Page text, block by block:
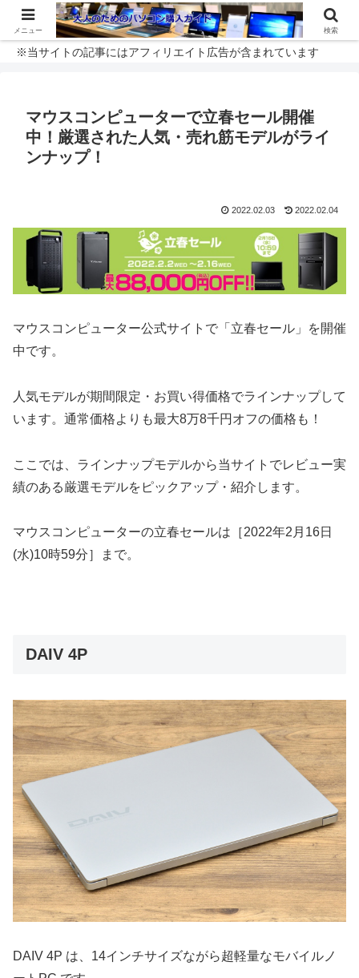
※当サイトの記事にはアフィリエイト広告が含まれています
マウスコンピューターで立春セール開催
中！厳選された人気・売れ筋モデルがライ
ンナップ！
2022.02.03 2022.02.04
マウスコンピューター公式サイトで「立春セール」を開催
中です。
人気モデルが期間限定・お買い得価格でラインナップして
います。通常価格よりも最大8万8千円オフの価格も！
ここでは、ラインナップモデルから当サイトでレビュー実
績のある厳選モデルをピックアップ・紹介します。
マウスコンピューターの立春セールは［2022年2月16日
(水)10時59分］まで。
DAIV 4P
DAIV 4P は、14インチサイズながら超軽量なモバイルノ
メニュー 検索